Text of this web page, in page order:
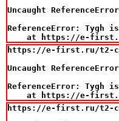
Uncaught
ReferenceError: Tygh
at https://e-
https://e-first.ru/t2-
Uncaught
ReferenceError: Tygh
at https://e-
https://e-first.ru/t2-